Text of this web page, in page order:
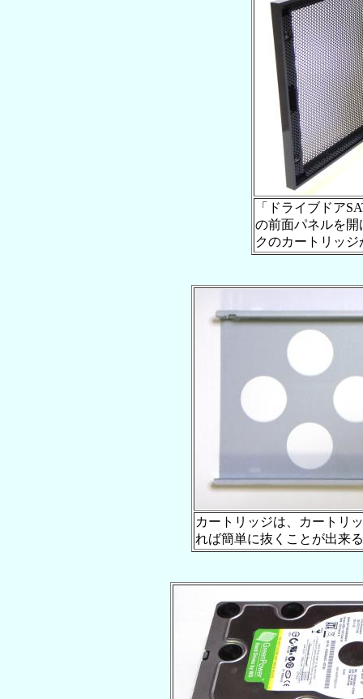
「ドライブドア
の前面パネルを
クのカートリッ
カートリッジは、カートリ
れば簡単に抜くことが出来